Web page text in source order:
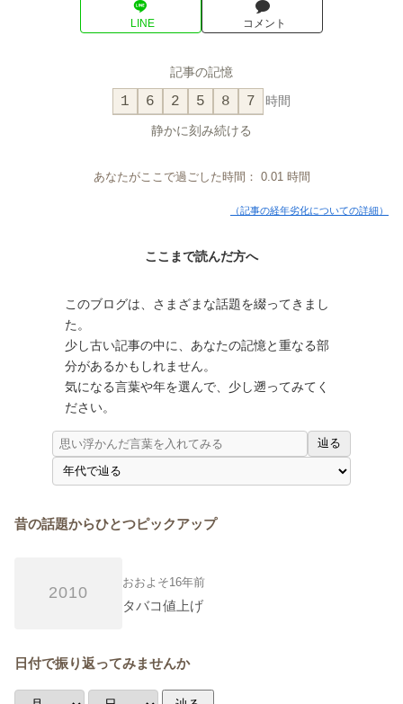
LINE コメント
記事の記憶
1 6 2 5 8 7 時間
静かに刻み続ける
あなたがここで過ごした時間： 0.01時間
（記事の経年劣化についての詳細）
ここまで読んだ方へ
このブログは、さまざまな話題を綴ってきまし
た。
少し古い記事の中に、あなたの記憶と重なる部
分があるかもしれません。
気になる言葉や年を選んで、少し遡ってみてく
ださい。
辿る
昔の話題からひとつピックアップ
2010
おおよそ16年前
タバコ値上げ
日付で振り返ってみませんか